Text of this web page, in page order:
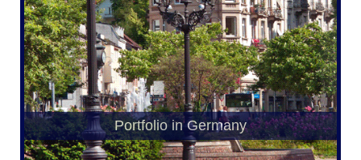
Portfolio in Germany